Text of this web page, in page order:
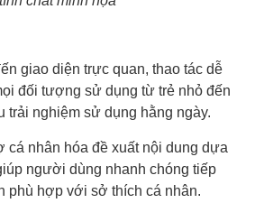
giao diện trực quan, thao tác dễ
đối tượng sử dụng từ trẻ nhỏ đến
nghiệm sử dụng hằng ngày.
cá nhân hóa đề xuất nội dung dựa
người dùng nhanh chóng tiếp
phù hợp với sở thích cá nhân.